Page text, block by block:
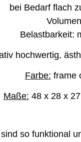
bei Bedarf flach
Belastbarkeit:
hochwertig,
Farbe: frame
Maße: 48 x 28 x
so funktional